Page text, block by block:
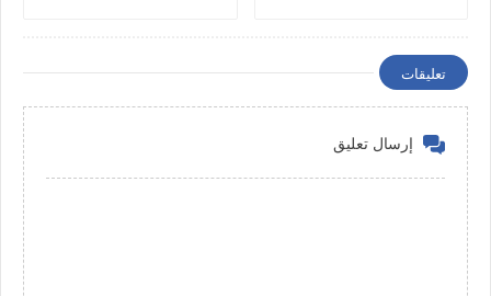
تعليقات
إرسال تعليق